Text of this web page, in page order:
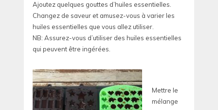
Ajoutez quelques gouttes d’huiles essentielles.
Changez de saveur et amusez-vous à varier les
huiles essentielles que vous allez utiliser.
NB: Assurez-vous d’utiliser des huiles essentielles
qui peuvent être ingérées.
Mettre le
mélange